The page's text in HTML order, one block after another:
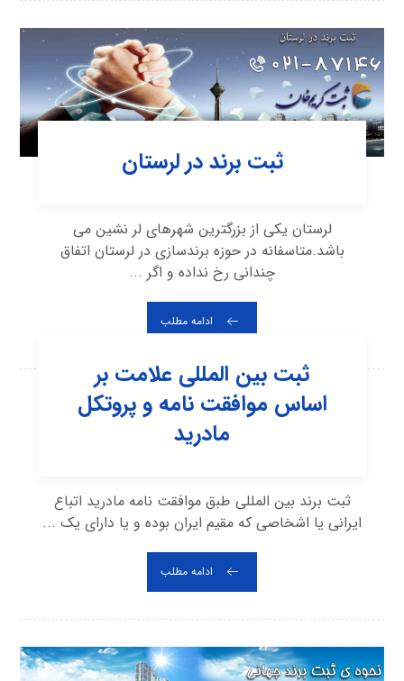
ثبت برند در لرستان
لرستان یکی از بزرگترین شهرهای لر نشین می
باشد.متاسفانه در حوزه‌ برندسازی در لرستان اتفاق
چندانی رخ نداده و اگر ...
ادامه مطلب
ثبت بین المللی علامت بر
اساس موافقت نامه و پروتکل
مادرید
ثبت برند بین المللی طبق موافقت نامه مادرید اتباع
ایرانی یا اشخاصی که مقیم ایران بوده و یا دارای یک ...
ادامه مطلب